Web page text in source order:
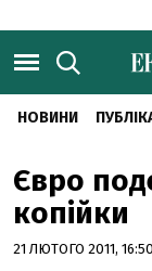
НОВИНИ
Євро
копійки
21 ЛЮТОГО 2011, 16:50